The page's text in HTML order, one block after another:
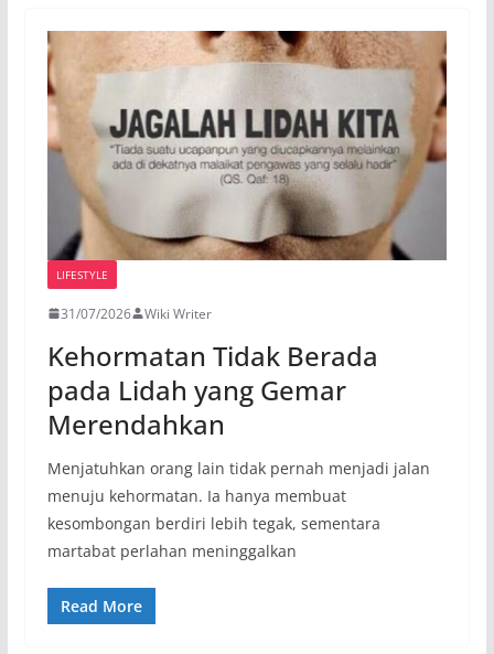
LIFESTYLE
31/07/2026 Wiki Writer
Kehormatan Tidak Berada
pada Lidah yang Gemar
Merendahkan
Menjatuhkan orang lain tidak pernah menjadi jalan
menuju kehormatan. Ia hanya membuat
kesombongan berdiri lebih tegak, sementara
martabat perlahan meninggalkan
Read More